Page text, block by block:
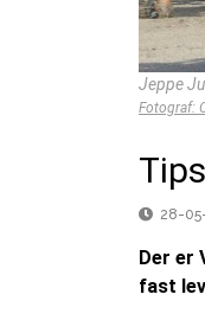
Jeppe
Fotograf:
28-
Der er
fast